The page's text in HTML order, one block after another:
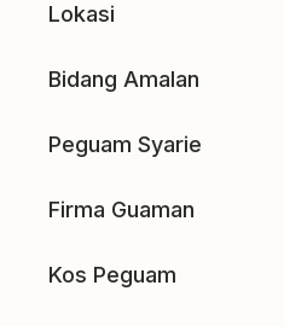
Lokasi
Bidang Amalan
Peguam Syarie
Firma Guaman
Kos Peguam